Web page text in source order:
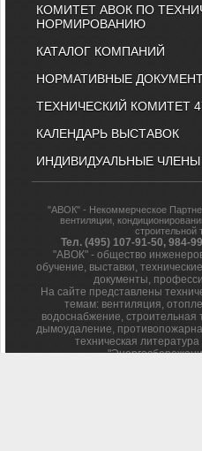
КОМИТЕТ АВОК ПО
НОРМИРОВАНИЮ
КАТАЛОГ КОМПАНИЙ
НОРМАТИВНЫЕ
ТЕХНИЧЕСКИЙ КОМИТЕТ
КАЛЕНДАРЬ ВЫСТАВОК
ИНДИВИДУАЛЬНЫЕ ЧЛЕНЫ
"АВОК" - Некоммерческое
вентиляции,
строительной
Тел. (495) 107-91-50, 984-
"АВОК" - общество
обучение, выставки,
документы,
На сайте представлены
темам: вентиляция,
водоснабжение, строительная
дымоудаление,
техническая